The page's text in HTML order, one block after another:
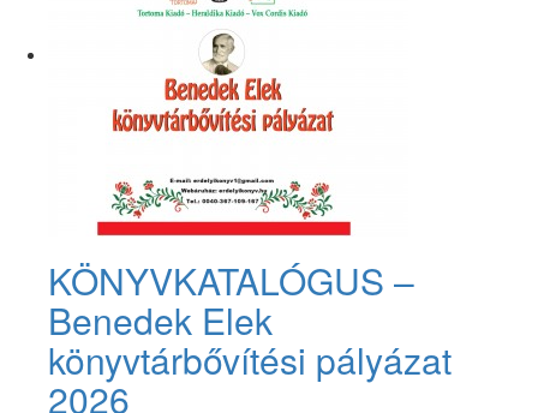
KÖNYVKATALÓGUS –
Benedek Elek
könyvtárbővítési pályázat
2026